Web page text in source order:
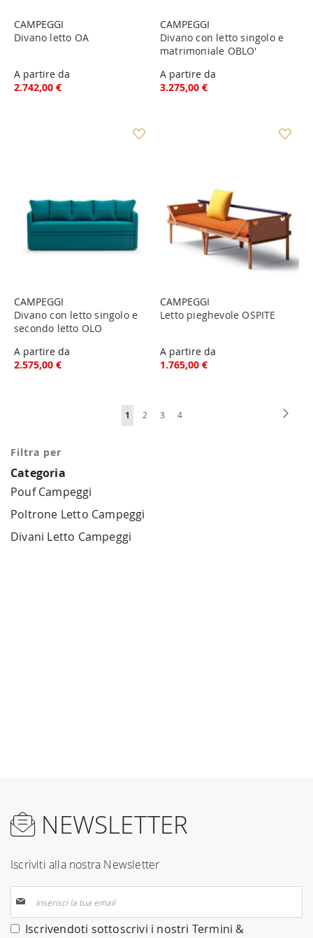
CAMPEGGI
Divano letto OA
A partire da
2.742,00 €
CAMPEGGI
Divano con letto singolo e
matrimoniale OBLO'
A partire da
3.275,00 €
CAMPEGGI
Divano con letto singolo e
secondo letto OLO
A partire da
2.575,00 €
CAMPEGGI
Letto pieghevole OSPITE
A partire da
1.765,00 €
Pagina
Attualmente
1 Pagina
2 Pagina
3 Pagina
4
Filtra per
Categoria
Pouf Campeggi
Poltrone Letto Campeggi
Divani Letto Campeggi
NEWSLETTER
Iscriviti alla nostra Newsletter
alla
nostra
Iscrivendoti sottoscrivi i nostri Termini &